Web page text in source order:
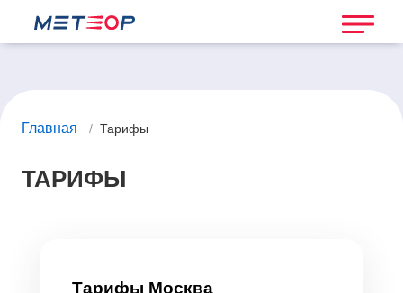
Главная / Тарифы
ТАРИФЫ
Тарифы Москва